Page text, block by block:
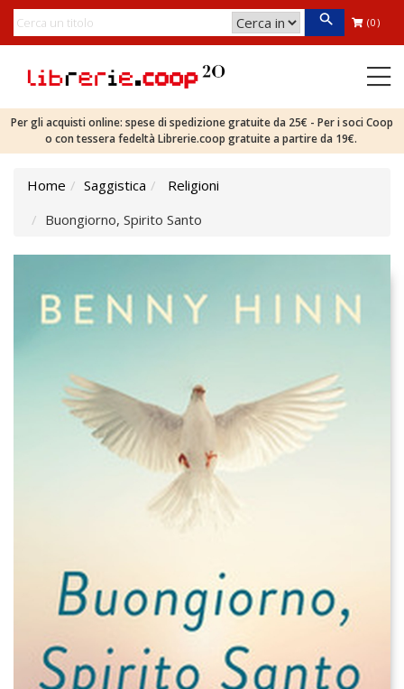
(0)
Per gli acquisti online: spese di spedizione gratuite da 25€ - Per i soci Coop
o con tessera fedeltà Librerie.coop gratuite a partire da 19€.
Home Saggistica
Religioni
Buongiorno, Spirito Santo